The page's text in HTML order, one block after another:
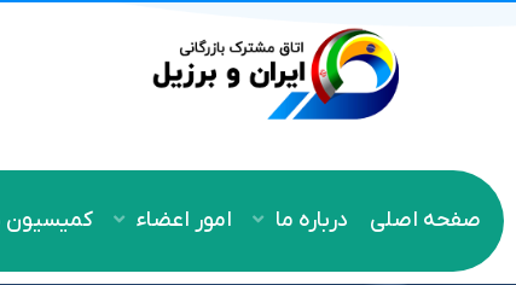
صفحه اصلی درباره ما امور اعضاء کمیسیون